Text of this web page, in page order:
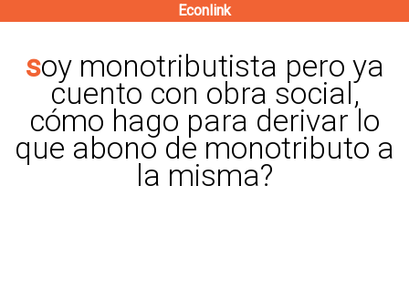
contenido
principal
Econlink
soy monotributista pero ya
cuento con obra social,
cómo hago para derivar lo
que abono de monotributo a
la misma?